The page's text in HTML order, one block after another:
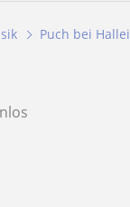
Puch bei